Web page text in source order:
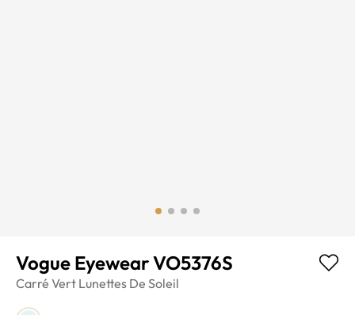
Vogue Eyewear VO5376S
Carré Vert Lunettes De Soleil